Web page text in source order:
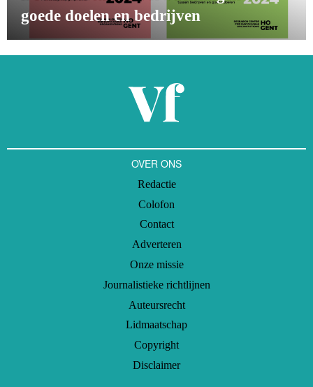
goede doelen en bedrijven
OVER ONS
Redactie
Colofon
Contact
Adverteren
Onze missie
Journalistieke richtlijnen
Auteursrecht
Lidmaatschap
Copyright
Disclaimer